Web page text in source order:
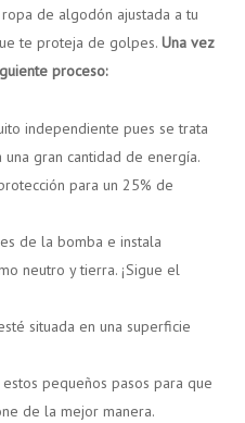
de algodón ajustada a tu
te proteja de golpes. Una vez
proceso:
independiente pues se trata
gran cantidad de energía.
para un 25% de
de la bomba e instala
neutro y tierra. ¡Sigue el
situada en una superficie
pequeños pasos para que
de la mejor manera.